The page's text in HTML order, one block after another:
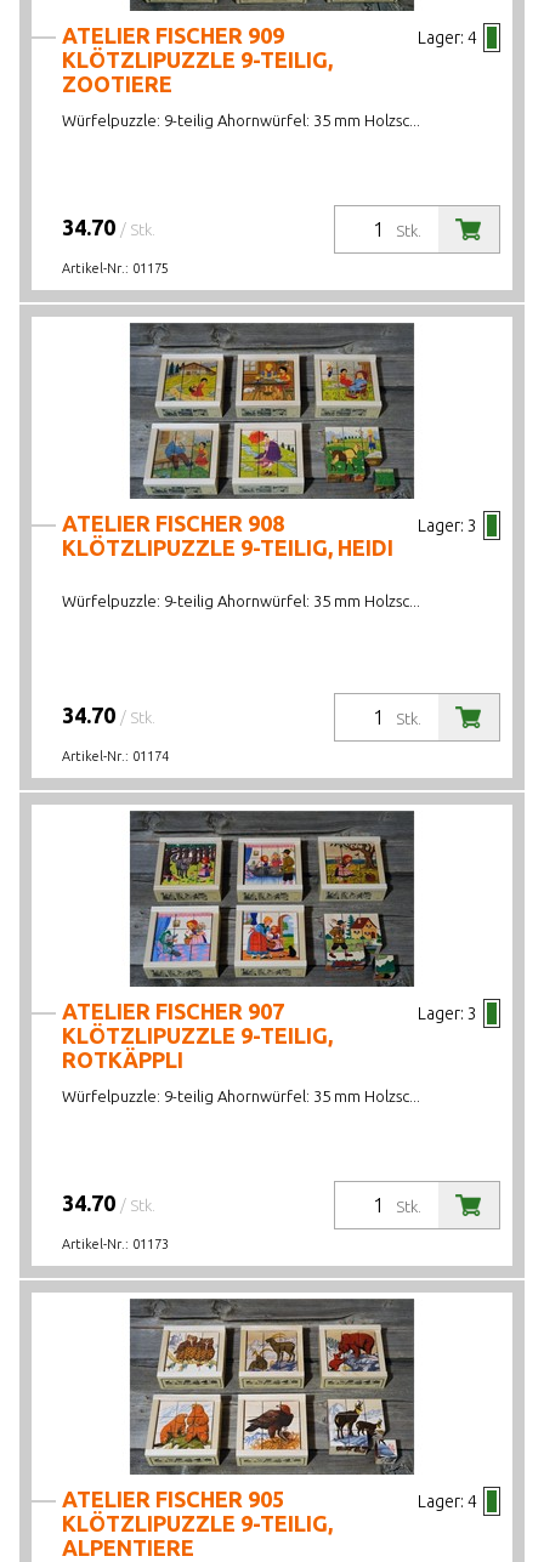
Lager: 4
ATELIER FISCHER 909
KLÖTZLIPUZZLE 9-TEILIG,
ZOOTIERE
Würfelpuzzle: 9-teilig Ahornwürfel: 35 mm Holzsc...
Stk.
34.70 / Stk.
Artikel-Nr.: 01175
Lager: 3
ATELIER FISCHER 908
KLÖTZLIPUZZLE 9-TEILIG, HEIDI
Würfelpuzzle: 9-teilig Ahornwürfel: 35 mm Holzsc...
Stk.
34.70 / Stk.
Artikel-Nr.: 01174
Lager: 3
ATELIER FISCHER 907
KLÖTZLIPUZZLE 9-TEILIG,
ROTKÄPPLI
Würfelpuzzle: 9-teilig Ahornwürfel: 35 mm Holzsc...
Stk.
34.70 / Stk.
Artikel-Nr.: 01173
Lager: 4
ATELIER FISCHER 905
KLÖTZLIPUZZLE 9-TEILIG,
ALPENTIERE